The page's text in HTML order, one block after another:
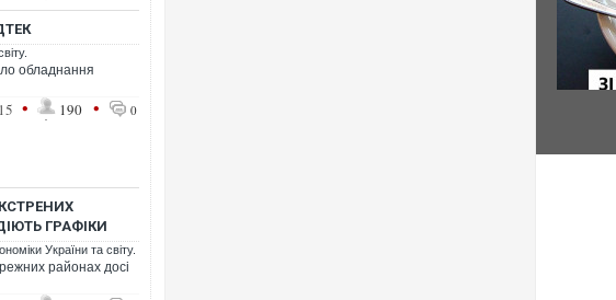
обладнання
• 190 • 0
ГРАФІКИ
України та світу.
районах досі